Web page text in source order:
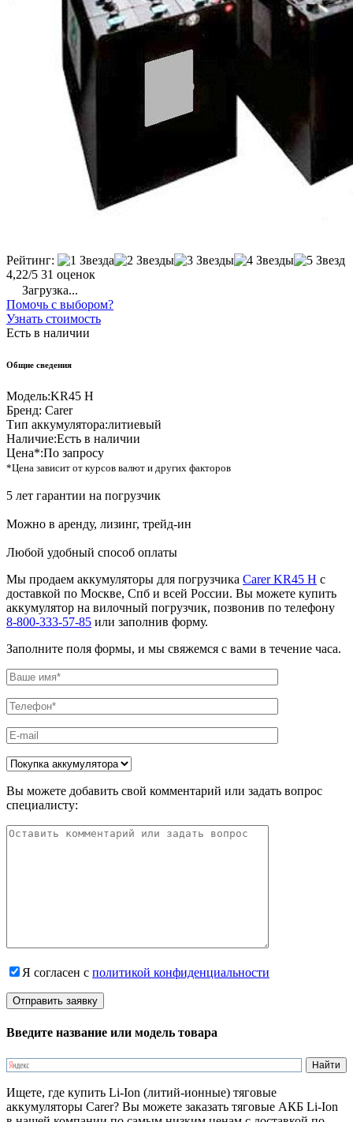
Рейтинг:
4,22/5 31 оценок
Загрузка...
Помочь с выбором?
Узнать стоимость
Есть в наличии
Общие сведения
Модель:KR45 H
Бренд: Carer
Тип аккумулятора:литиевый
Наличие:Есть в наличии
Цена*:По запросу
*Цена зависит от курсов валют и других факторов
5 лет гарантии на погрузчик
Можно в аренду, лизинг, трейд-ин
Любой удобный способ оплаты
Мы продаем аккумуляторы для погрузчика Carer KR45 H с
доставкой по Москве, Спб и всей России. Вы можете купить
аккумулятор на вилочный погрузчик, позвонив по телефону
8-800-333-57-85 или заполнив форму.
Заполните поля формы, и мы свяжемся с вами в течение часа.
Вы можете добавить свой комментарий или задать вопрос
специалисту:
Я согласен с политикой конфиденциальности
Введите название или модель товара
Ищете, где купить Li-Ion (литий-ионные) тяговые
аккумуляторы Carer? Вы можете заказать тяговые АКБ Li-Ion